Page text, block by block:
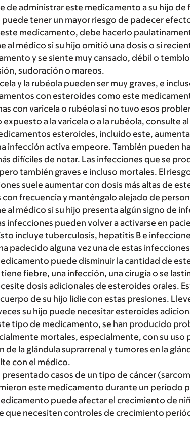
de administrar este medicamento a su hijo
puede tener un mayor riesgo de padecer
medicamento, debe hacerlo
al médico si su hijo omitió una dosis o si
y se siente muy cansado, débil o
sudoración o mareos.
y la rubéola pueden ser muy graves, e
con esteroides como este
con varicela o rubéola si no tuvo esos
expuesto a la varicela o a la rubéola, consulte
esteroides, incluido este,
infección activa empeore. También pueden
difíciles de notar. Las infecciones que se
también graves e incluso mortales. El
suele aumentar con dosis más altas de
con frecuencia y manténgalo alejado de
al médico si su hijo presenta algún signo de
infecciones pueden volver a activarse en
incluye tuberculosis, hepatitis B e
padecido alguna vez una de estas
puede disminuir la cantidad de
fiebre, una infección, una cirugía o se
dosis adicionales de esteroides orales.
de su hijo lidie con estas presiones.
su hijo puede necesitar esteroides
tipo de medicamento, se han producido
mortales, especialmente, con su uso
de la glándula suprarrenal y tumores en la
con el médico.
presentado casos de un tipo de cáncer
este medicamento durante un período
puede afectar el crecimiento de
que necesiten controles de crecimiento